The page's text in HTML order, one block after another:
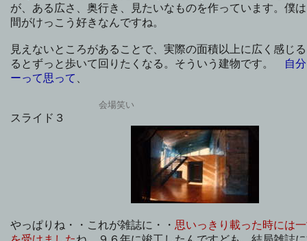
が、ある広さ、奥行き、見たいなものを作っています。僕
間がけっこう好きなんですね。
見えないところがあることで、実際の面積以上に広く感じ
るとずっと歩いて回りたくなる。そういう建物です。
自
ーって思って
会場笑い
スライド３
やっぱりね・・これが雑誌に・・ 思いっきり載った時には